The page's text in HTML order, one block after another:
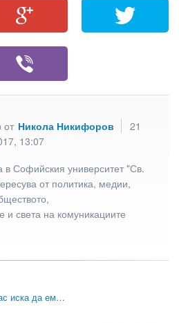
от Никола Никифоров
21
13:07
Софийския университет "Св.
от политика, медии,
и света на комуникациите
иска да ем…